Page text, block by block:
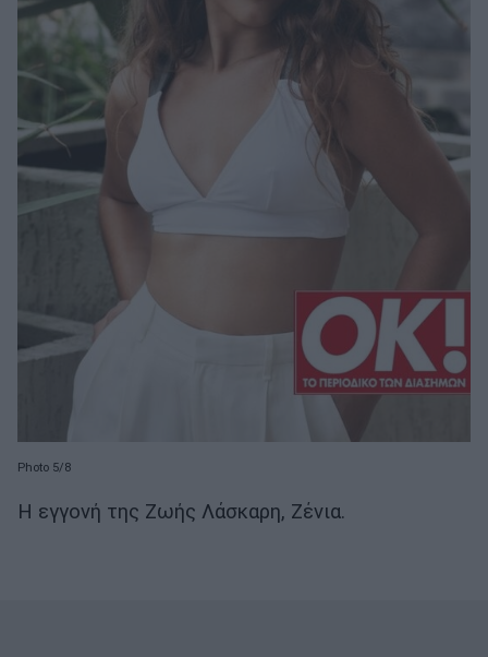
Photo 5/8
Η εγγονή της Ζωής Λάσκαρη, Ζένια.